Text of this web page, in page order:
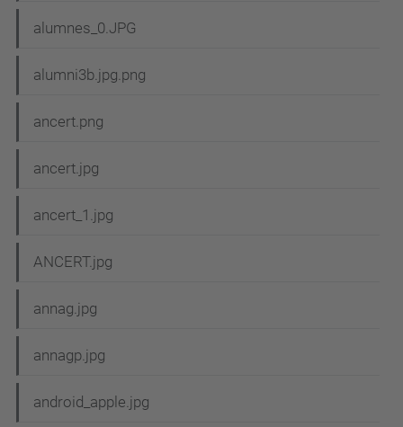
alumnes_0.JPG
alumni3b.jpg.png
ancert.png
ancert.jpg
ancert_1.jpg
ANCERT.jpg
annag.jpg
annagp.jpg
android_apple.jpg